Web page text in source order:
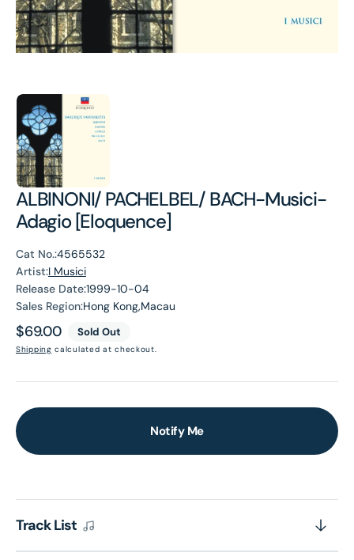
ALBINONI/ PACHELBEL/ BACH-Musici-
Adagio [Eloquence]
Cat No.:4565532
Artist:I Musici
Release Date:1999-10-04
Sales Region:Hong Kong,Macau
Regular
price
$69.00 Sold Out
Shipping calculated at checkout.
Notify Me
Track List